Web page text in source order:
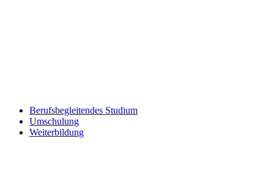
Berufsbegleitendes Studium
Umschulung
Weiterbildung